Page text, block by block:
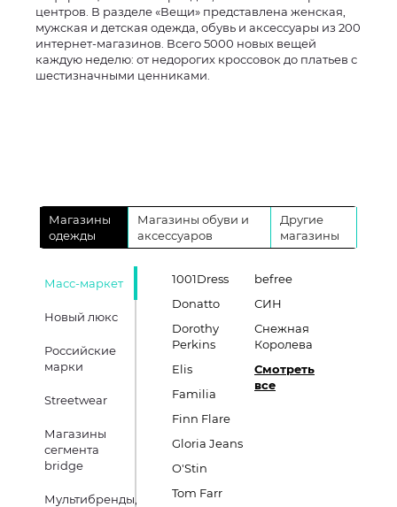
центров. В разделе «Вещи» представлена женская,
мужская и детская одежда, обувь и аксессуары из 200
интернет-магазинов. Всего 5000 новых вещей
каждую неделю: от недорогих кроссовок до платьев с
шестизначными ценниками.
Магазины
одежды
Магазины обуви и
аксессуаров
Другие
магазины
Масс-маркет
Новый люкс
Российские
марки
Streetwear
Магазины
сегмента
bridge
Мультибренды,
1001Dress
Donatto
Dorothy
Perkins
Elis
Familia
Finn Flare
Gloria Jeans
O'Stin
Tom Farr
befree
СИН
Снежная
Королева
Смотреть
все